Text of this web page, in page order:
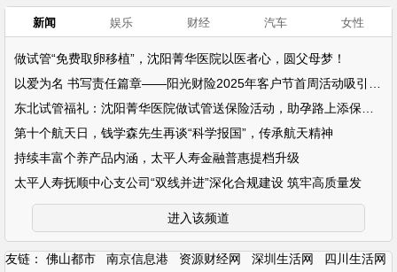
新闻 娱乐 财经 汽车 女性
做试管“免费取卵移植”，沈阳菁华医院以医者心，圆父母梦！
第十个航天日，钱学森先生再谈“科学报国”，传承航天精神
持续丰富个养产品内涵，太平人寿金融普惠提档升级
太平人寿抚顺中心支公司“双线并进”深化合规建设 筑牢高质量发
进入该频道
友链： 佛山都市 南京信息港 资源财经网 深圳生活网 四川生活网